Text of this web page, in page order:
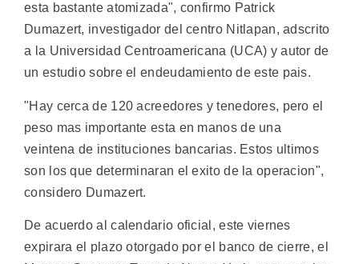
esta bastante atomizada", confirmo Patrick
Dumazert, investigador del centro Nitlapan, adscrito
a la Universidad Centroamericana (UCA) y autor de
un estudio sobre el endeudamiento de este pais.
"Hay cerca de 120 acreedores y tenedores, pero el
peso mas importante esta en manos de una
veintena de instituciones bancarias. Estos ultimos
son los que determinaran el exito de la operacion",
considero Dumazert.
De acuerdo al calendario oficial, este viernes
expirara el plazo otorgado por el banco de cierre, el